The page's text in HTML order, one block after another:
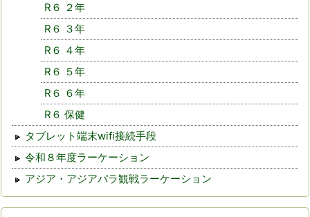
R６ ２年
R６ ３年
R６ ４年
R６ ５年
R６ ６年
R６ 保健
タブレット端末wifi接続手段
令和８年度ラーケーション
アジア・アジアパラ観戦ラーケーション